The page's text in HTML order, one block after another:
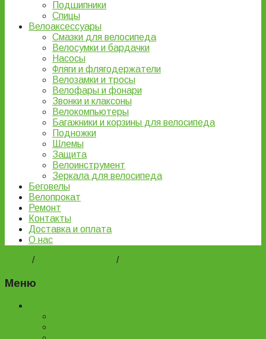
Подшипники
Спицы
Велоаксессуары
Смазки для велосипеда
Велосумки и бардачки
Насосы
Фляги и флягодержатели
Велозамки и тросы
Велофары и фонари
Звонки и клаксоны
Велокомпьютеры
Багажники и корзины для велосипеда
Подножки
Шлемы
Защита
Велоинструмент
Зеркала для велосипеда
Беговелы
Велопрокат
Ремонт
Контакты
Доставка и оплата
О нас
/ /
Меню